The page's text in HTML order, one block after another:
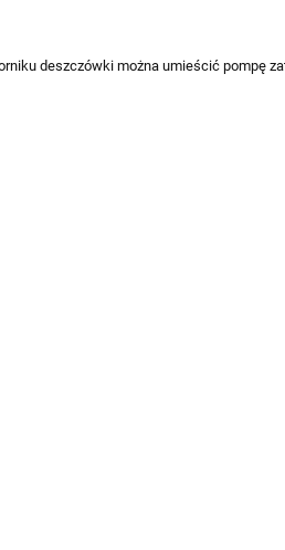
deszczówki można umieścić pompę